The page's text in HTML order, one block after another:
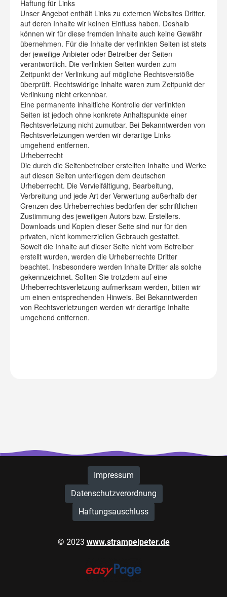
Haftung für Links
Unser Angebot enthält Links zu externen Websites Dritter,
auf deren Inhalte wir keinen Einfluss haben. Deshalb
können wir für diese fremden Inhalte auch keine Gewähr
übernehmen. Für die Inhalte der verlinkten Seiten ist stets
der jeweilige Anbieter oder Betreiber der Seiten
verantwortlich. Die verlinkten Seiten wurden zum
Zeitpunkt der Verlinkung auf mögliche Rechtsverstöße
überprüft. Rechtswidrige Inhalte waren zum Zeitpunkt der
Verlinkung nicht erkennbar.
Eine permanente inhaltliche Kontrolle der verlinkten
Seiten ist jedoch ohne konkrete Anhaltspunkte einer
Rechtsverletzung nicht zumutbar. Bei Bekanntwerden von
Rechtsverletzungen werden wir derartige Links
umgehend entfernen.
Urheberrecht
Die durch die Seitenbetreiber erstellten Inhalte und Werke
auf diesen Seiten unterliegen dem deutschen
Urheberrecht. Die Vervielfältigung, Bearbeitung,
Verbreitung und jede Art der Verwertung außerhalb der
Grenzen des Urheberrechtes bedürfen der schriftlichen
Zustimmung des jeweiligen Autors bzw. Erstellers.
Downloads und Kopien dieser Seite sind nur für den
privaten, nicht kommerziellen Gebrauch gestattet.
Soweit die Inhalte auf dieser Seite nicht vom Betreiber
erstellt wurden, werden die Urheberrechte Dritter
beachtet. Insbesondere werden Inhalte Dritter als solche
gekennzeichnet. Sollten Sie trotzdem auf eine
Urheberrechtsverletzung aufmerksam werden, bitten wir
um einen entsprechenden Hinweis. Bei Bekanntwerden
von Rechtsverletzungen werden wir derartige Inhalte
umgehend entfernen.
Impressum
Datenschutzverordnung
Haftungsauschluss
© 2023 www.strampelpeter.de